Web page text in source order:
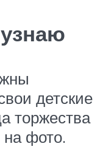
детские
торжества
на фото.